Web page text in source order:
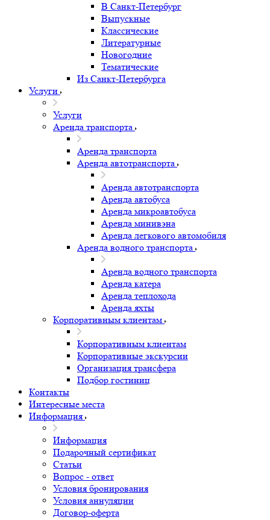
В Санкт-Петербург
Выпускные
Классические
Литературные
Новогодние
Тематические
Из Санкт-Петербурга
Услуги
Услуги
Аренда транспорта
Аренда транспорта
Аренда автотранспорта
Аренда автотранспорта
Аренда автобуса
Аренда микроавтобуса
Аренда минивэна
Аренда легкового автомобиля
Аренда водного транспорта
Аренда водного транспорта
Аренда катера
Аренда теплохода
Аренда яхты
Корпоративным клиентам
Корпоративным клиентам
Корпоративные экскурсии
Организация трансфера
Подбор гостиниц
Контакты
Интересные места
Информация
Информация
Подарочный сертификат
Статьи
Вопрос - ответ
Условия бронирования
Условия аннуляции
Договор-оферта